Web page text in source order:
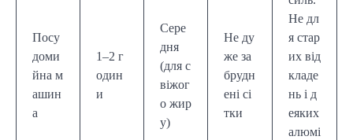
Посу
доми
йна м
ашин
а
1–2 г
один
и
Сере
дня
(для с
віжог
о жир
у)
Не ду
же за
брудн
ені сі
тки
Не дл
я стар
их від
кладе
нь і д
еяких
алюмі